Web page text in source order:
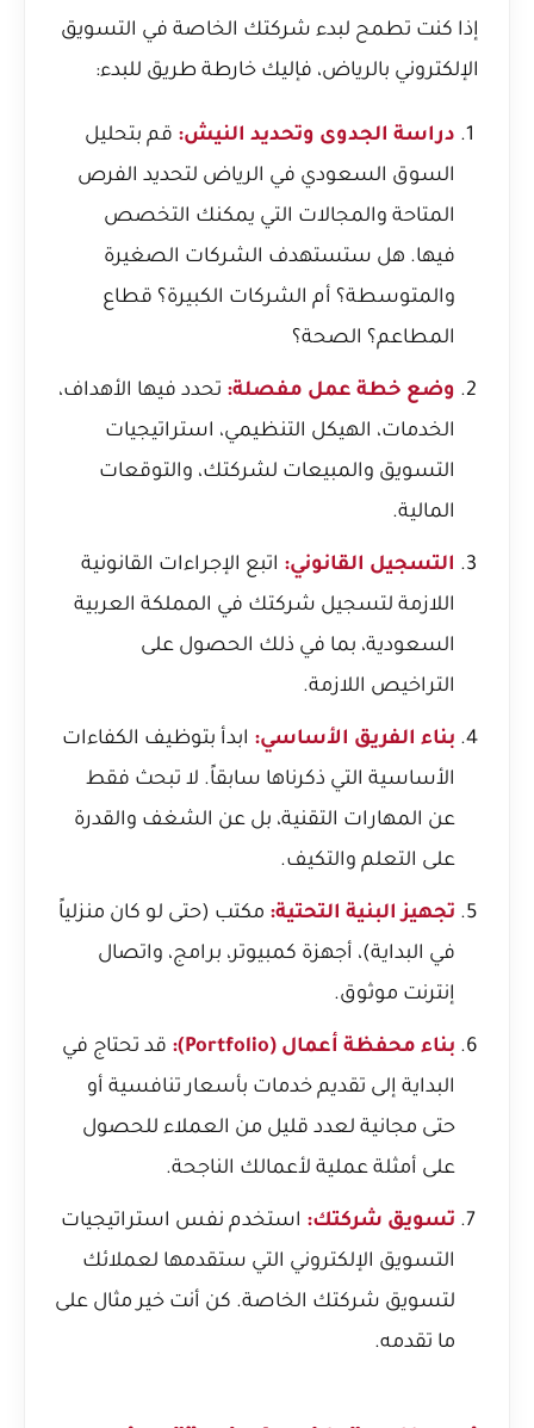
إذا كنت تطمح لبدء شركتك الخاصة في التسويق
الإلكتروني بالرياض، فإليك خارطة طريق للبدء:
دراسة الجدوى وتحديد النيش: قم بتحليل
السوق السعودي في الرياض لتحديد الفرص
المتاحة والمجالات التي يمكنك التخصص
فيها. هل ستستهدف الشركات الصغيرة
والمتوسطة؟ أم الشركات الكبيرة؟ قطاع
المطاعم؟ الصحة؟
وضع خطة عمل مفصلة: تحدد فيها الأهداف،
الخدمات، الهيكل التنظيمي، استراتيجيات
التسويق والمبيعات لشركتك، والتوقعات
المالية.
التسجيل القانوني: اتبع الإجراءات القانونية
اللازمة لتسجيل شركتك في المملكة العربية
السعودية، بما في ذلك الحصول على
التراخيص اللازمة.
بناء الفريق الأساسي: ابدأ بتوظيف الكفاءات
الأساسية التي ذكرناها سابقاً. لا تبحث فقط
عن المهارات التقنية، بل عن الشغف والقدرة
على التعلم والتكيف.
تجهيز البنية التحتية: مكتب (حتى لو كان منزلياً
في البداية)، أجهزة كمبيوتر، برامج، واتصال
إنترنت موثوق.
بناء محفظة أعمال (Portfolio):
قد تحتاج في
البداية إلى تقديم خدمات بأسعار تنافسية أو
حتى مجانية لعدد قليل من العملاء للحصول
على أمثلة عملية لأعمالك الناجحة.
تسويق شركتك: استخدم نفس استراتيجيات
التسويق الإلكتروني التي ستقدمها لعملائك
لتسويق شركتك الخاصة. كن أنت خير مثال على
ما تقدمه.